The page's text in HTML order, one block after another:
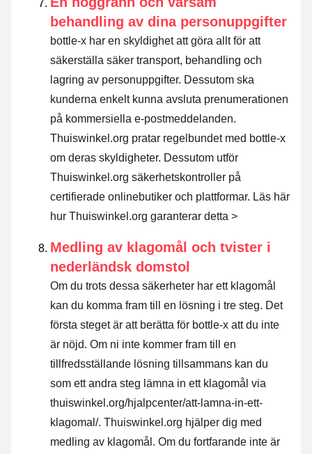
behandling av dina personuppgifter
bottle-x har en skyldighet att göra allt för att
säkerställa säker transport, behandling och
lagring av personuppgifter. Dessutom ska
kunderna enkelt kunna avsluta prenumerationen
på kommersiella e-postmeddelanden.
Thuiswinkel.org pratar regelbundet med bottle-x
om deras skyldigheter. Dessutom utför
Thuiswinkel.org säkerhetskontroller på
certifierade onlinebutiker och plattformar. Läs här
hur Thuiswinkel.org garanterar detta >
Medling av klagomål och tvister i
nederländsk domstol
Om du trots dessa säkerheter har ett klagomål
kan du komma fram till en lösning i tre steg. Det
första steget är att berätta för bottle-x att du inte
är nöjd. Om ni inte kommer fram till en
tillfredsställande lösning tillsammans kan du
som ett andra steg lämna in ett klagomål via
thuiswinkel.org/hjalpcenter/att-lamna-in-ett-
klagomal/. Thuiswinkel.org hjälper dig med
medling av klagomål. Om du fortfarande inte är